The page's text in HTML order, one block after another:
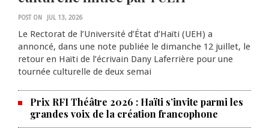
POST ON JUL 13, 2026
Le Rectorat de l’Université d’État d’Haïti (UEH) a
annoncé, dans une note publiée le dimanche 12 juillet, le
retour en Haïti de l’écrivain Dany Laferrière pour une
tournée culturelle de deux semai
Prix RFI Théâtre 2026 : Haïti s’invite parmi les
grandes voix de la création francophone